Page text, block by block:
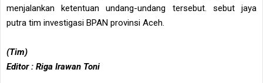
menjalankan ketentuan undang-undang tersebut. sebut jaya
putra tim investigasi BPAN provinsi Aceh.
(Tim)
Editor : Riga Irawan Toni